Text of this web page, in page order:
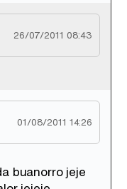
26/07/2011 08:43
01/08/2011 14:26
buanorro jeje